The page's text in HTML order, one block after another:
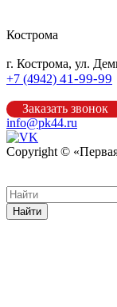
Кострома
г. Кострома, ул.
+7 (4942) 41-99-99
Заказать звонок
info@pk44.ru
Copyright ©
Найти